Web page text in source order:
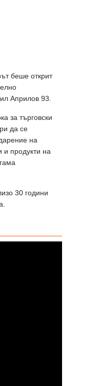
беше открит
Априлов 93.
за търговски
да се
на
и продукти на
30 години